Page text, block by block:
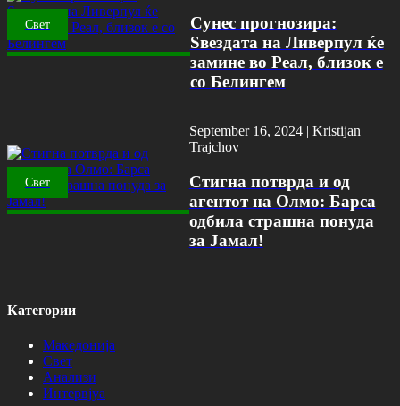
Свет
Сунес прогнозира:
Ѕвездата на Ливерпул ќе
замине во Реал, близок е
со Белингем
Свет
September 16, 2024 | Kristijan
Trajchov
Стигна потврда и од
агентот на Олмо: Барса
одбила страшна понуда
за Јамал!
Категории
Македонија
Свет
Анализи
Интервјуа